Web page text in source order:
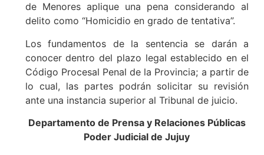
de Menores aplique una pena considerando al
delito como “Homicidio en grado de tentativa”.
Los fundamentos de la sentencia se darán a
conocer dentro del plazo legal establecido en el
Código Procesal Penal de la Provincia; a partir de
lo cual, las partes podrán solicitar su revisión
ante una instancia superior al Tribunal de juicio.
Departamento de Prensa y Relaciones Públicas
Poder Judicial de Jujuy